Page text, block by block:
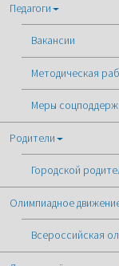
Педагоги
Вакансии
Методическая
Меры
Родители
Городской
Олимпиадное
Всероссийская